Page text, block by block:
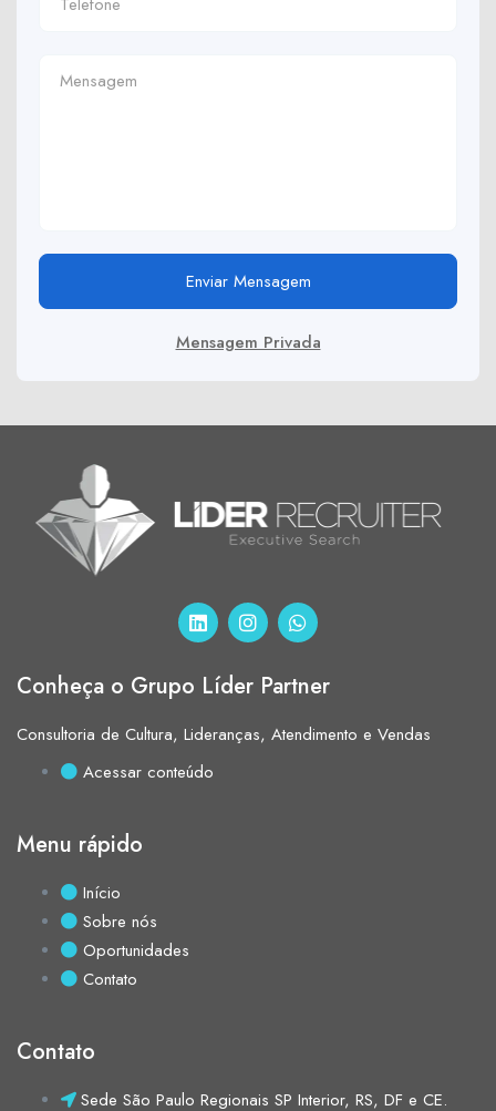
Enviar Mensagem
Mensagem Privada
Conheça o Grupo Líder Partner
Consultoria de Cultura, Lideranças, Atendimento e Vendas
Acessar conteúdo
Menu rápido
Início
Sobre nós
Oportunidades
Contato
Contato
Sede São Paulo Regionais SP Interior, RS, DF e CE.